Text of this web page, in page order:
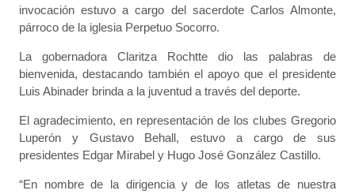
invocación estuvo a cargo del sacerdote Carlos Almonte,
párroco de la iglesia Perpetuo Socorro.
La gobernadora Claritza Rochtte dio las palabras de
bienvenida, destacando también el apoyo que el presidente
Luis Abinader brinda a la juventud a través del deporte.
El agradecimiento, en representación de los clubes Gregorio
Luperón y Gustavo Behall, estuvo a cargo de sus
presidentes Edgar Mirabel y Hugo José González Castillo.
“En nombre de la dirigencia y de los atletas de nuestra